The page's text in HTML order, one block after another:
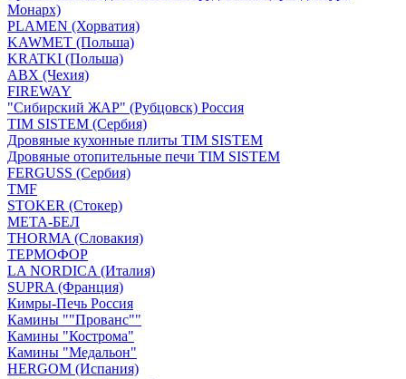
Монарх)
PLAMEN (Хорватия)
KAWMET (Польша)
KRATKI (Польша)
ABX (Чехия)
FIREWAY
"Сибирский ЖАР" (Рубцовск) Россия
TIM SISTEM (Сербия)
Дровяные кухонные плиты TIM SISTEM
Дровяные отопительные печи TIM SISTEM
FERGUSS (Сербия)
TMF
STOKER (Стокер)
МЕТА-БЕЛ
THORMA (Словакия)
ТЕРМОФОР
LA NORDICA (Италия)
SUPRA (Франция)
Кимры-Печь Россия
Камины ""Прованс""
Камины "Кострома"
Камины "Медальон"
HERGOM (Испания)